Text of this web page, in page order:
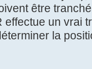
être
effectue un vrai
la